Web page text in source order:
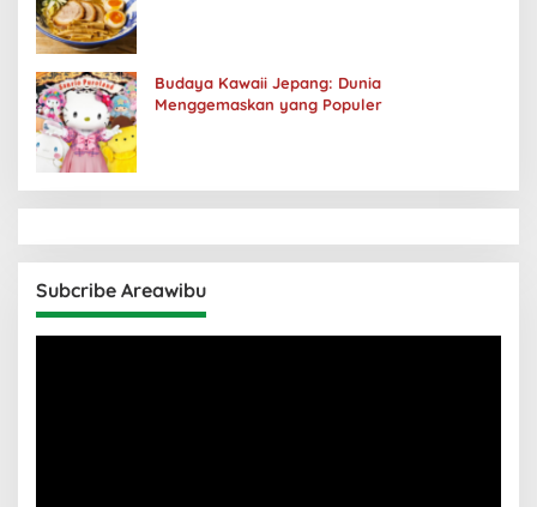
Budaya Kawaii Jepang: Dunia
Menggemaskan yang Populer
Subcribe Areawibu